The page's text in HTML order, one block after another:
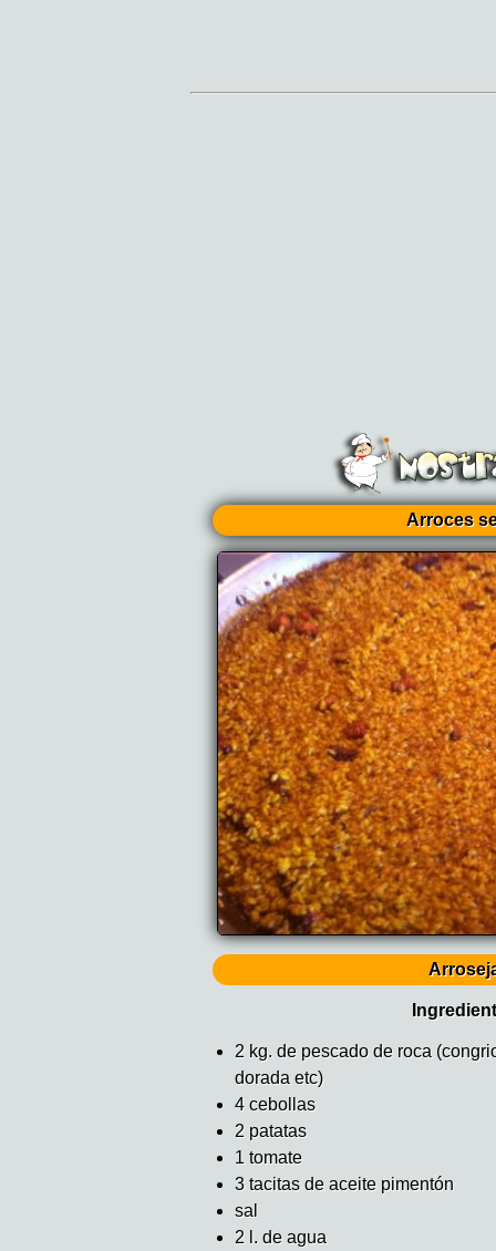
Arroces
2 kg. de pescado de roca
dorada etc)
4 cebollas
2 patatas
1 tomate
3 tacitas de aceite pimentón
sal
2 l. de agua